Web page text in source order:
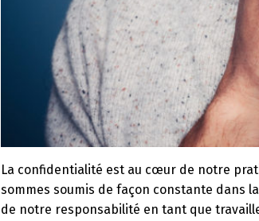
La confidentialité est au cœur de notre
sommes soumis de façon constante dans
de notre responsabilité en tant que